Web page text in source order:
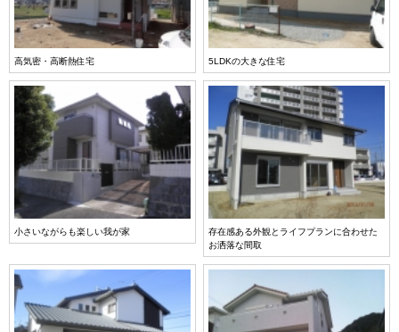
高気密・高断熱住宅 5LDKの大きな住宅
小さいながらも楽しい我が家
存在感ある外観とライフプランに合わせた
お洒落な間取